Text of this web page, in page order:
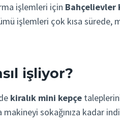
işlemleri için Bahçelievler
işlemleri çok kısa
işliyor?
kiralık mini kepçe
sokağınıza kadar